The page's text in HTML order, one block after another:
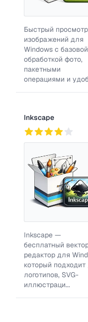
Быстрый
изображений для
Windows с базовой
обработкой фото,
пакетными
операциями и
Inkscape
Inkscape —
бесплатный
редактор для
который
логотипов, SVG-
иллюстраци...